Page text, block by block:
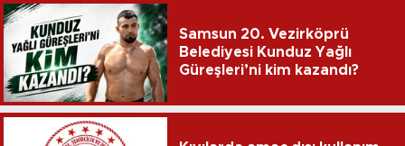
Samsun 20. Vezirköprü
Belediyesi Kunduz Yağlı
Güreşleri’ni kim kazandı?